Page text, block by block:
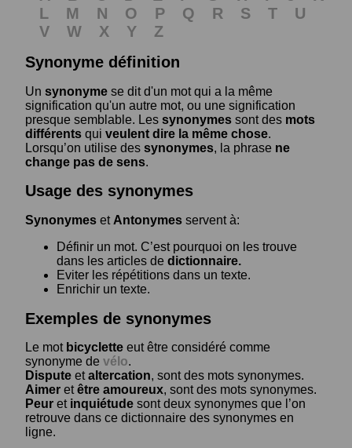
L
M N O P Q R S T
U
V
W X Y
Z
Synonyme définition
Un synonyme se dit d'un mot qui a la même
signification qu'un autre mot, ou une signification
presque semblable. Les synonymes sont des mots
différents qui veulent dire la même chose.
Lorsqu’on utilise des synonymes, la phrase ne
change pas de sens.
Usage des synonymes
Synonymes et Antonymes servent à:
Définir un mot. C’est pourquoi on les trouve
dans les articles de dictionnaire.
Eviter les répétitions dans un texte.
Enrichir un texte.
Exemples de synonymes
Le mot bicyclette eut être considéré comme
synonyme de vélo.
Dispute etaltercation, sont des mots synonymes.
Aimer etêtre amoureux, sont des mots synonymes.
Peur et inquiétude sont deux synonymes que l’on
retrouve dans ce dictionnaire des synonymes en
ligne.